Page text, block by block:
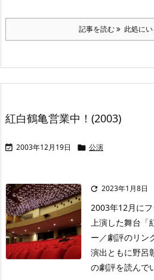
記事を読む 此処に
紅白鶴亀営業中！(2003)
 2003年12月19日  公演
 2023年1月8日
2003年12月に
上演した舞台「
ー／劇評のリン
演出ともに野呂
の劇評を読んで